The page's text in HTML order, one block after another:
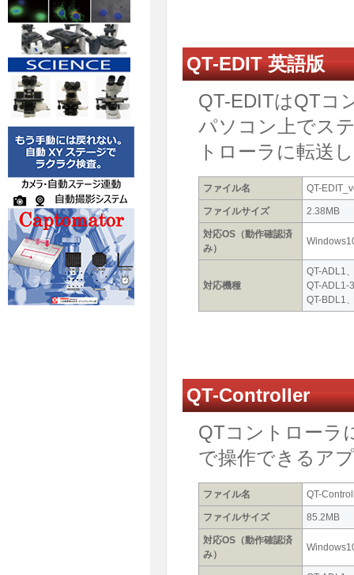
QT-EDIT 英語版
QT-EDITはQTコ
パソコン上でス
トローラに転送
ファイル名 QT-
ファイルサイズ 2.38MB
対応OS（動作確認済
み）
対応機種
QT-ADL1
QT-ADL1-
QT-BDL1
QT-Controller
QTコントローラ
で操作できるア
ファイル名 QT-
ファイルサイズ 85.2MB
対応OS（動作確認済
み）